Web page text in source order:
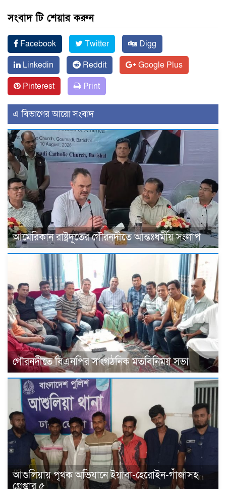
সংবাদ টি শেয়ার করুন
Facebook Twitter
Digg
Linkedin
Reddit
Google Plus
Pinterest
Print
এ বিভাগের আরো সংবাদ
আমেরিকান রাষ্ট্রদূতের গৌরনদীতে আন্তঃধর্মীয় সংলাপ
গৌরনদীতে বিএনপির সাংগঠনিক মতবিনিময় সভা
আশুলিয়ায় পৃথক অভিযানে ইয়াবা-হেরোইন-গাঁজাসহ